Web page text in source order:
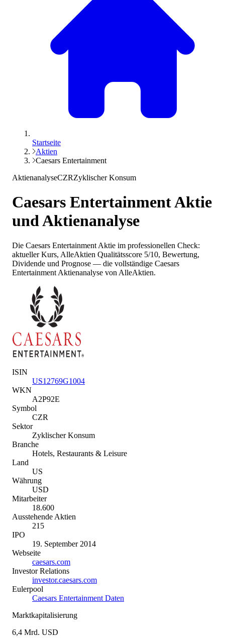
Startseite
Aktien
Caesars Entertainment
AktienanalyseCZRZyklischer Konsum
Caesars EntertainmentAktie
und Aktienanalyse
Die Caesars Entertainment Aktie im professionellen Check:
aktueller Kurs, AlleAktien Qualitätsscore 5/10, Bewertung,
Dividende und Prognose — die vollständige Caesars
Entertainment Aktienanalyse von AlleAktien.
ISIN
US12769G1004
WKN
A2P92E
Symbol
CZR
Sektor
Zyklischer Konsum
Branche
Hotels, Restaurants & Leisure
Land
US
Währung
USD
Mitarbeiter
18.600
Ausstehende Aktien
215
IPO
19. September 2014
Webseite
caesars.com
Investor Relations
investor.caesars.com
Eulerpool
Caesars Entertainment Daten
Marktkapitalisierung
6,4 Mrd. USD